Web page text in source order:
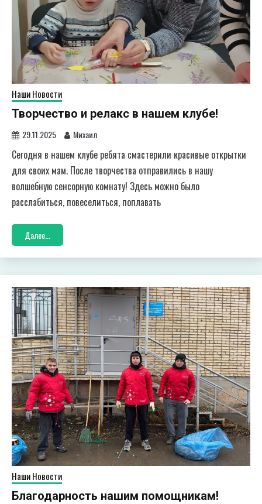
Наши Новости
Творчество и релакс в нашем клубе!
29.11.2025 Михаил
Сегодня в нашем клубе ребята смастерили красивые открытки
для своих мам. После творчества отправились в нашу
волшебную сенсорную комнату! Здесь можно было
расслабиться, повеселиться, поплавать
Далее...
Наши Новости
Благодарность нашим помощникам!